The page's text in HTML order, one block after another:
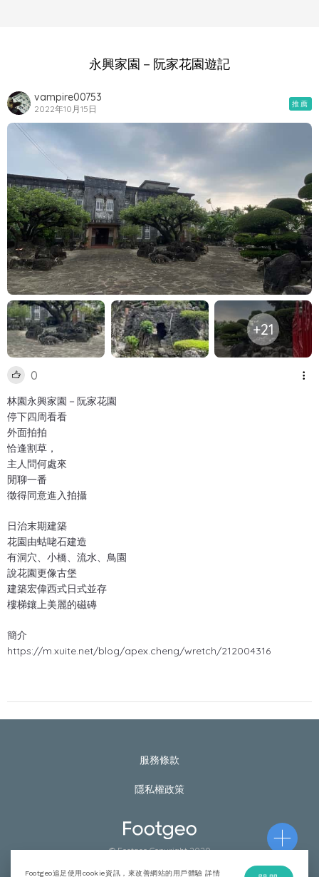
永興家園－阮家花園遊記
vampire00753
2022年10月15日 推薦
+21
0
林園永興家園－阮家花園
停下四周看看
外面拍拍
恰逢割草，
主人問何處來
閒聊一番
徵得同意進入拍攝
日治末期建築
花園由蛄咾石建造
有洞穴、小橋、流水、鳥園
說花園更像古堡
建築宏偉西式日式並存
樓梯鑲上美麗的磁磚
簡介
https://m.xuite.net/blog/apex.cheng/wretch/212004316
服務條款
隱私權政策
© Footgeo Copyright 2020
Footgeo追足使用cookie資訊，來改善網站的用戶體驗 詳情